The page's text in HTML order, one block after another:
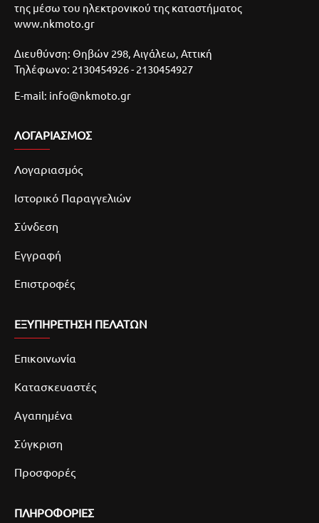
της μέσω του ηλεκτρονικού της καταστήματος
www.nkmoto.gr
Διευθύνση: Θηβών 298, Αιγάλεω, Αττική
Τηλέφωνο: 2130454926 - 2130454927
E-mail: info@nkmoto.gr
ΛΟΓΑΡΙΑΣΜΌΣ
Λογαριασμός
Ιστορικό Παραγγελιών
Σύνδεση
Εγγραφή
Επιστροφές
ΕΞΥΠΗΡΕΤΗΣΗ ΠΕΛΑΤΩΝ
Επικοινωνία
Κατασκευαστές
Αγαπημένα
Σύγκριση
Προσφορές
ΠΛΗΡΟΦΟΡΙΕΣ